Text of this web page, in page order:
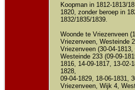
Koopman in 1812-1813/
1820, zonder beroep in
1832/1835/1839.
Woonde te Vriezenveen
Vriezenveen, Westeinde
Vriezenveen (30-04-1813,
Westeinde 233 (09-09-
1816, 14-09-1817, 13-02-
1828,
09-04-1829, 18-06-1831,
Vriezenveen, Wijk 4,